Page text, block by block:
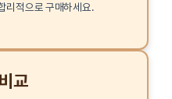
리적으로 구매하세요.
교